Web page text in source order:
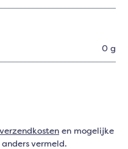
0 g
verzendkosten en mogelijke
vermeld.